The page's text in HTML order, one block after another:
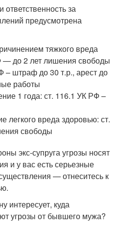
ответственность за
предусмотрена
тяжкого вреда
— до 2 лет лишения свободы
штраф до 30 т.р., арест до
работы
1 года: ст. 116.1 УК РФ –
вреда здоровью: ст.
свободы
экс-супруга угрозы носят
и у вас есть серьезные
— отнеситесь к
интересует, куда
угрозы от бывшего мужа?